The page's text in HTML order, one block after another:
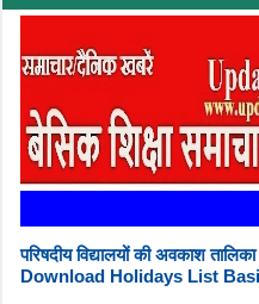
परिषदीय विद्यालयों की अवकाश
Download Holidays List